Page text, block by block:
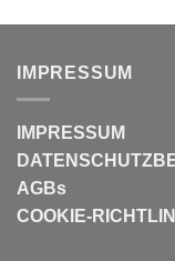
IMPRESSUM
IMPRESSUM
AGBs
COOKIE-